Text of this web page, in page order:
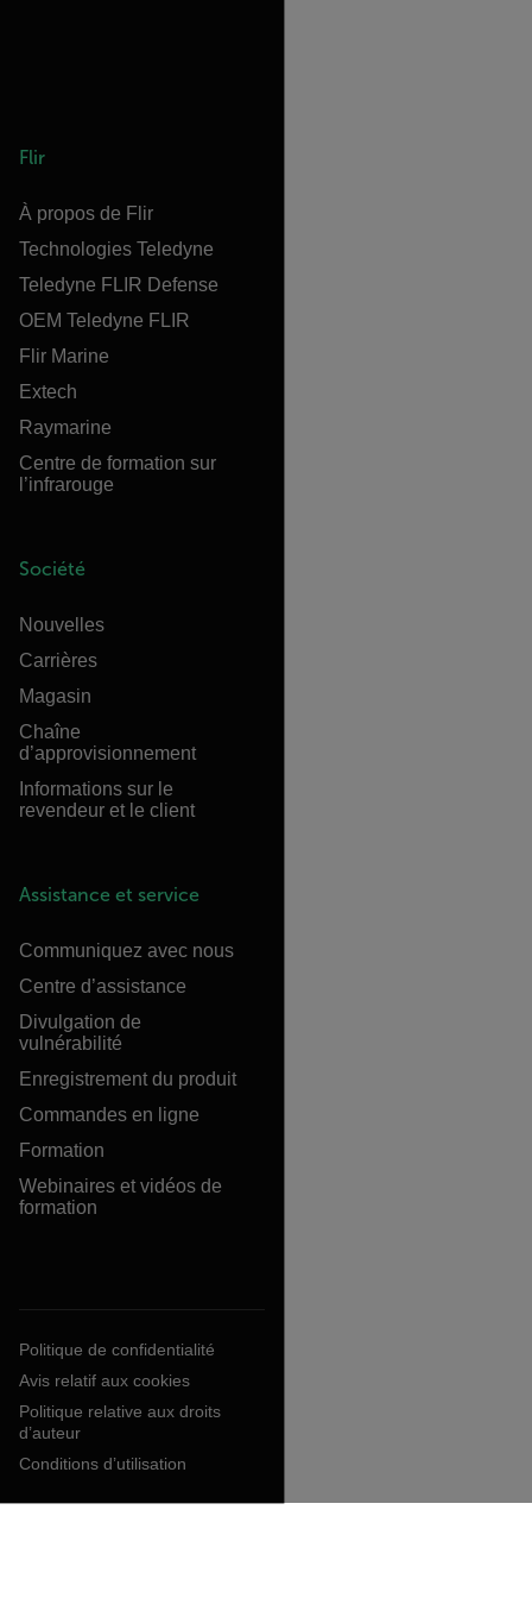
Flir
À propos de Flir
Technologies Teledyne
Teledyne FLIR Defense
OEM Teledyne FLIR
Flir Marine
Extech
Raymarine
Centre de formation sur
l’infrarouge
Société
Nouvelles
Carrières
Magasin
Chaîne
d’approvisionnement
Informations sur le
revendeur et le client
Assistance et service
Communiquez avec nous
Centre d’assistance
Divulgation de
vulnérabilité
Enregistrement du produit
Commandes en ligne
Formation
Webinaires et vidéos de
formation
Politique de confidentialité
Avis relatif aux cookies
Politique relative aux droits
d’auteur
Conditions d’utilisation